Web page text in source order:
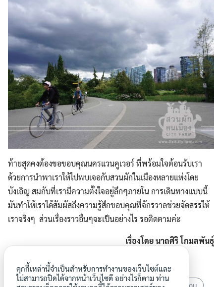
ท้ายสุดคงต้องขอขอบคุณนครแวนคูเวอร์ ที่พร้อมใจต้อนรับเรา
ด้วยการนำพาเราให้ไปพบเจอกับสวนผักในเมืองหลายแห่งโดย
บังเอิญ สมกับที่เรามีความตั้งใจอยู่ลึกๆภายใน การเดินทางแบบนี้
มันทำให้เราได้สัมผัสถึงความรู้สึกขอบคุณที่จักรวาลช่วยจัดสรรให้
เราจริงๆ ส่วนเรื่องราวอื่นๆจะเป็นอย่างไร รอติดตามค่ะ
เรื่องโดย นาถศิริ โกมลพันธุ์
คุกกี้เหล่านี้จำเป็นสำหรับการทำงานของเว็บไซต์และ
ไม่สามารถปิดได้จากหน้าเว็บไซต๊ อย่างไรก็ตาม ท่าน